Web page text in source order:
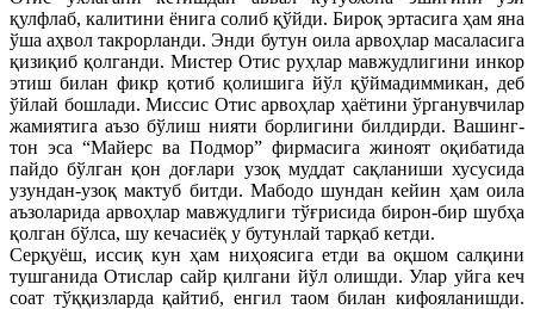
қулфлаб, калитини ёнига солиб қўйди. Бироқ эртасига ҳам яна
ўша аҳвол такрорланди. Энди бутун оила арвоҳлар масаласига
қизиқиб қолганди. Мистер Отис руҳлар мавжудлигини инкор
этиш билан фикр қотиб қолишига йўл қўймадиммикан, деб
ўйлай бошлади. Миссис Отис арвоҳлар ҳаётини ўрганувчилар
жамиятига аъзо бўлиш нияти борлигини билдирди. Вашинг-
тон эса “Майерс ва Подмор” фирмасига жиноят оқибатида
пайдо бўлган қон доғлари узоқ муддат сақланиши хусусида
узундан-узоқ мактуб битди. Мабодо шундан кейин ҳам оила
аъзоларида арвоҳлар мавжудлиги тўғрисида бирон-бир шубҳа
қолган бўлса, шу кечасиёқ у бутунлай тарқаб кетди.
Серқуёш, иссиқ кун ҳам ниҳоясига етди ва оқшом салқини
тушганида Отислар сайр қилгани йўл олишди. Улар уйга кеч
соат тўққизларда қайтиб, енгил таом билан кифояланишди.